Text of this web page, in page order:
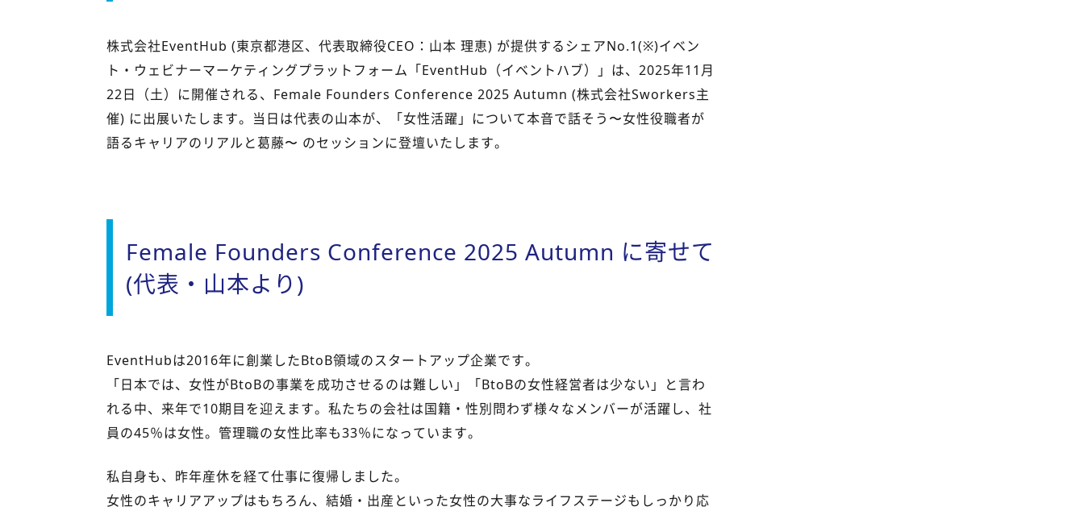
株式会社EventHub (東京都港区、代表取締役CEO：山本 理恵) が提供するシェアNo.1(※)イベン
ト・ウェビナーマーケティングプラットフォーム「EventHub（イベントハブ）」は、2025年11月
22日（土）に開催される、Female Founders Conference 2025 Autumn (株式会社Sworkers主
催) に出展いたします。当日は代表の山本が、「女性活躍」について本音で話そう〜女性役職者が
語るキャリアのリアルと葛藤〜 のセッションに登壇いたします。
Female Founders Conference 2025 Autumn に寄せて
(代表・山本より)
EventHubは2016年に創業したBtoB領域のスタートアップ企業です。
「日本では、女性がBtoBの事業を成功させるのは難しい」「BtoBの女性経営者は少ない」と言わ
れる中、来年で10期目を迎えます。私たちの会社は国籍・性別問わず様々なメンバーが活躍し、社
員の45％は女性。管理職の女性比率も33％になっています。
私自身も、昨年産休を経て仕事に復帰しました。
女性のキャリアアップはもちろん、結婚・出産といった女性の大事なライフステージもしっかり応